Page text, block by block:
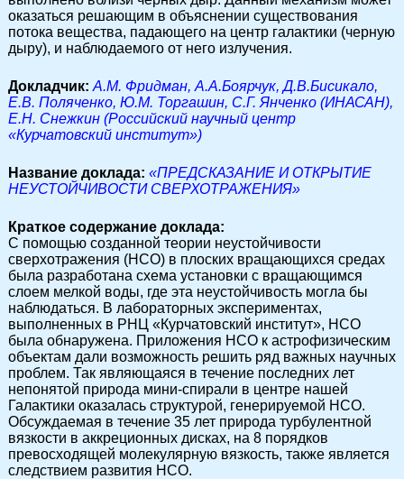
оказаться решающим в объяснении существования
потока вещества, падающего на центр галактики (черную
дыру), и наблюдаемого от него излучения.
Докладчик: А.М. Фридман, А.А.Боярчук, Д.В.Бисикало,
Е.В. Поляченко, Ю.М. Торгашин, С.Г. Янченко (ИНАСАН),
Е.Н. Снежкин (Российский научный центр
«Курчатовский институт»)
Название доклада: «ПРЕДСКАЗАНИЕ И ОТКРЫТИЕ
НЕУСТОЙЧИВОСТИ СВЕРХОТРАЖЕНИЯ»
Краткое содержание доклада:
С помощью созданной теории неустойчивости
сверхотражения (НСО) в плоских вращающихся средах
была разработана схема установки с вращающимся
слоем мелкой воды, где эта неустойчивость могла бы
наблюдаться. В лабораторных экспериментах,
выполненных в РНЦ «Курчатовский институт», НСО
была обнаружена. Приложения НСО к астрофизическим
объектам дали возможность решить ряд важных научных
проблем. Так являющаяся в течение последних лет
непонятой природа мини-спирали в центре нашей
Галактики оказалась структурой, генерируемой НСО.
Обсуждаемая в течение 35 лет природа турбулентной
вязкости в аккреционных дисках, на 8 порядков
превосходящей молекулярную вязкость, также является
следствием развития НСО.